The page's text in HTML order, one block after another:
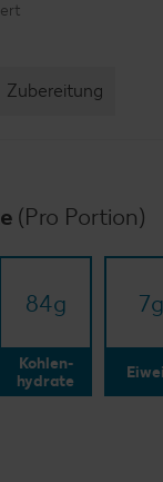
Zubereitung
(Pro Portion)
84g
Kohlen-
hydrate
7g